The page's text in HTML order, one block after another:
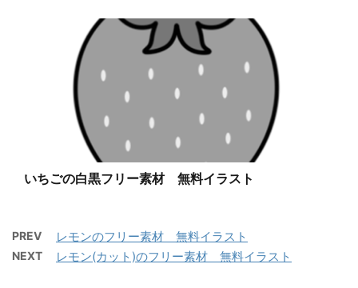
いちごの白黒フリー素材 無料イラスト
PREV レモンのフリー素材 無料イラスト
NEXT レモン(カット)のフリー素材 無料イラスト